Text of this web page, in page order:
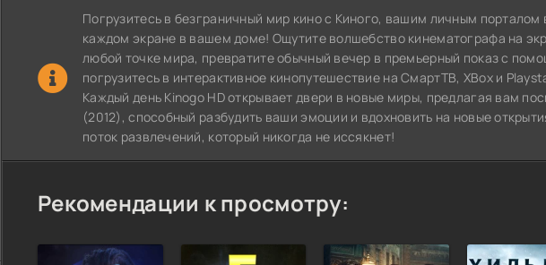
Погрузитесь в безграничный мир кино с Киного, вашим личным порталом
каждом экране в вашем доме! Ощутите волшебство кинематографа на
любой точке мира, превратите обычный вечер в премьерный показ с
погрузитесь в интерактивное кинопутешествие на СмартТВ, XBox и
Каждый день Kinogo HD открывает двери в новые миры, предлагая вам
(2012), способный разбудить ваши эмоции и вдохновить на новые
поток развлечений, который никогда не иссякнет!
Рекомендации к просмотру: